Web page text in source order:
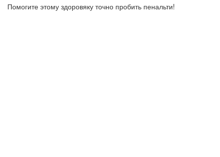
Помогите этому здоровяку точно пробить пенальти!